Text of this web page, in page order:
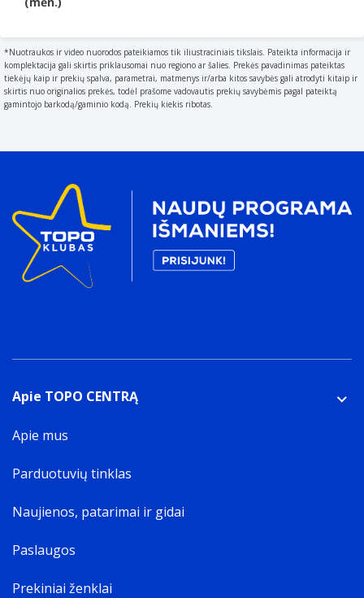
*Nuotraukos ir video nuorodos pateikiamos tik iliustraciniais tikslais. Pateikta informacija ir
komplektacija gali skirtis priklausomai nuo regiono ar šalies. Prekės pavadinimas pateiktas
tiekėjų kaip ir prekių spalva, parametrai, matmenys ir/arba kitos savybės gali atrodyti kitaip ir
skirtis nuo originalios prekės, todėl prašome vadovautis prekių savybėmis pagal pateiktą
gamintojo barkodą/gaminio kodą. Prekių kiekis ribotas.
Apie TOPO CENTRĄ
Apie mus
Parduotuvių tinklas
Naujienos, patarimai ir gidai
Paslaugos
Prekiniai ženklai